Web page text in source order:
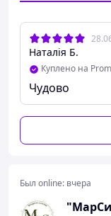
рыхлой стружки
Больше товара
https://marsiya-
Если есть
Наталія Б.
Куплено на
Чудово
Был online: вчера